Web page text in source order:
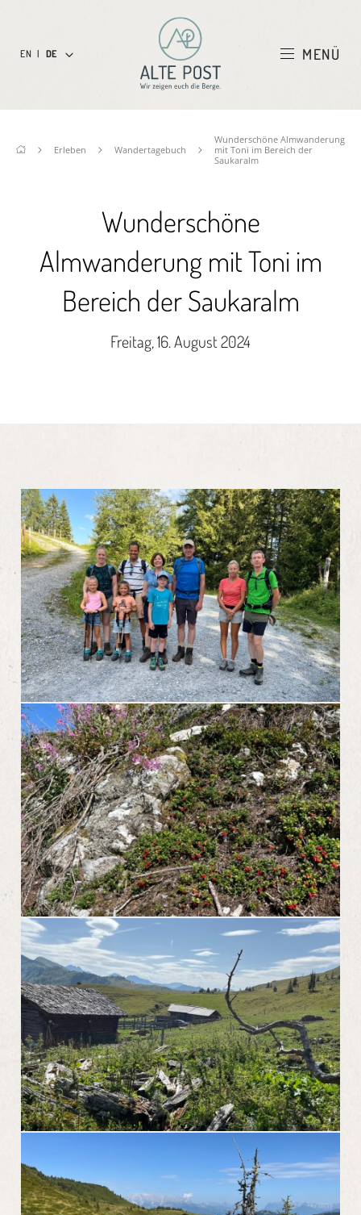
EN | DE MENÜ
Erleben Wandertagebuch
Wunderschöne Almwanderung
mit Toni im Bereich der
Saukaralm
Wunderschöne
Almwanderung mit Toni im
Bereich der Saukaralm
Freitag, 16. August 2024